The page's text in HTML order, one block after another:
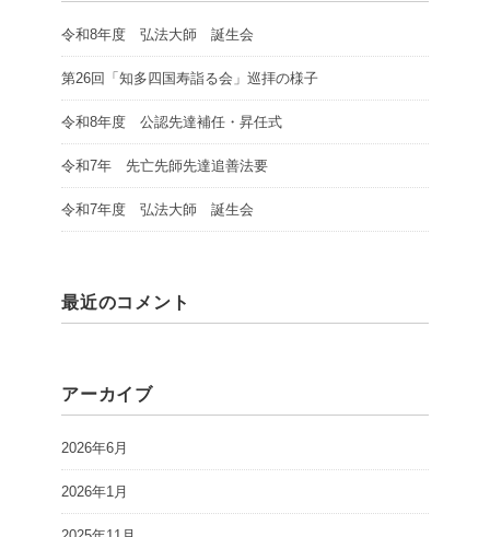
令和8年度 弘法大師 誕生会
第26回「知多四国寿詣る会」巡拝の様子
令和8年度 公認先達補任・昇任式
令和7年 先亡先師先達追善法要
令和7年度 弘法大師 誕生会
最近のコメント
アーカイブ
2026年6月
2026年1月